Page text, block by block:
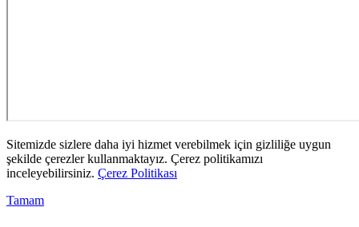
Sitemizde sizlere daha iyi hizmet verebilmek için gizliliğe uygun
şekilde çerezler kullanmaktayız. Çerez politikamızı
inceleyebilirsiniz. Çerez Politikası
Tamam